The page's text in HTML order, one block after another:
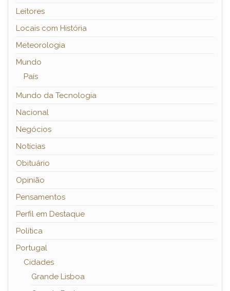
Leitores
Locais com História
Meteorologia
Mundo
País
Mundo da Tecnologia
Nacional
Negócios
Notícias
Obituário
Opinião
Pensamentos
Perfil em Destaque
Política
Portugal
Cidades
Grande Lisboa